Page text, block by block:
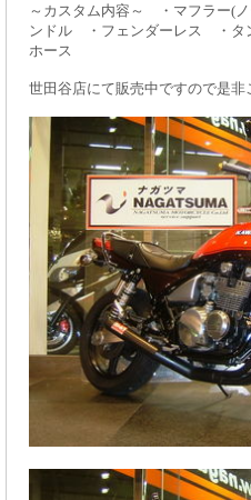
～カスタム内容～ ・マフラー(
ンドル ・フェンダーレス ・タ
ホース
世田谷店にて販売中ですので是非